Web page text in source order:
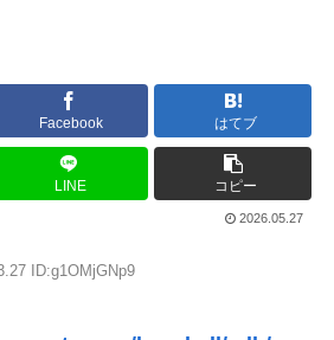
Facebook はてブ
LINE コピー
2026.05.27
ID:g1OMjGNp9